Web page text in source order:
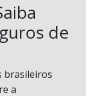
de
brasileiros
a